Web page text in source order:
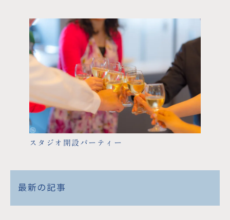
スタジオ開設パーティー
最新の記事